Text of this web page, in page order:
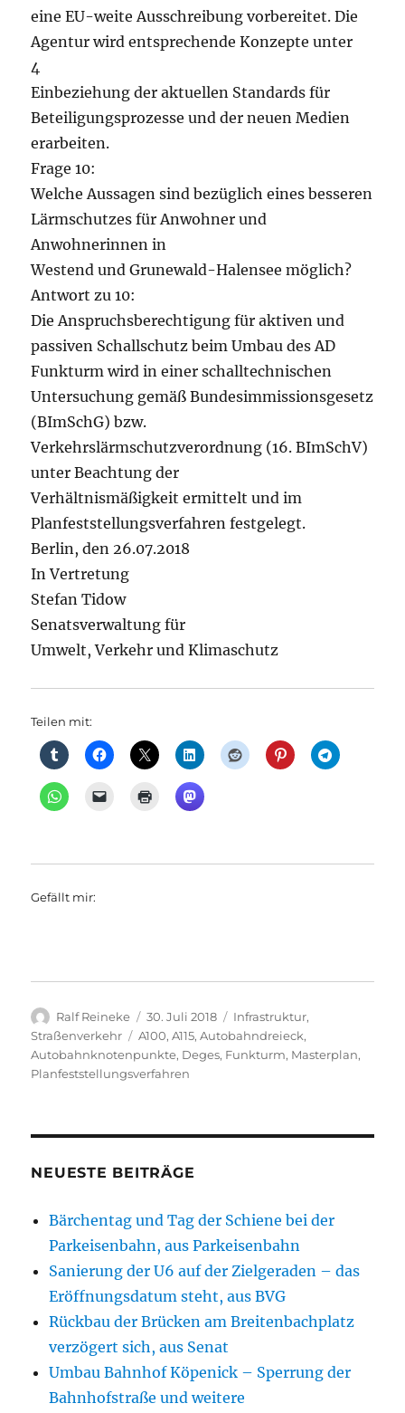
eine EU-weite Ausschreibung vorbereitet. Die
Agentur wird entsprechende Konzepte unter
4
Einbeziehung der aktuellen Standards für
Beteiligungsprozesse und der neuen Medien
erarbeiten.
Frage 10:
Welche Aussagen sind bezüglich eines besseren
Lärmschutzes für Anwohner und
Anwohnerinnen in
Westend und Grunewald-Halensee möglich?
Antwort zu 10:
Die Anspruchsberechtigung für aktiven und
passiven Schallschutz beim Umbau des AD
Funkturm wird in einer schalltechnischen
Untersuchung gemäß Bundesimmissionsgesetz
(BImSchG) bzw.
Verkehrslärmschutzverordnung (16. BImSchV)
unter Beachtung der
Verhältnismäßigkeit ermittelt und im
Planfeststellungsverfahren festgelegt.
Berlin, den 26.07.2018
In Vertretung
Stefan Tidow
Senatsverwaltung für
Umwelt, Verkehr und Klimaschutz
Teilen mit:
Gefällt mir:
Autor
Ralf Reineke
Veröffentlicht
am
30. Juli 2018 Kategorien
Infrastruktur,
Straßenverkehr
Schlagwörter
A100,A115,Autobahndreieck,
Autobahnknotenpunkte, Deges, Funkturm, Masterplan,
Planfeststellungsverfahren
NEUESTE BEITRÄGE
Bärchentag und Tag der Schiene bei der
Parkeisenbahn, aus Parkeisenbahn
Sanierung der U6 auf der Zielgeraden – das
Eröffnungsdatum steht, aus BVG
Rückbau der Brücken am Breitenbachplatz
verzögert sich, aus Senat
Umbau Bahnhof Köpenick – Sperrung der
Bahnhofstraße und weitere